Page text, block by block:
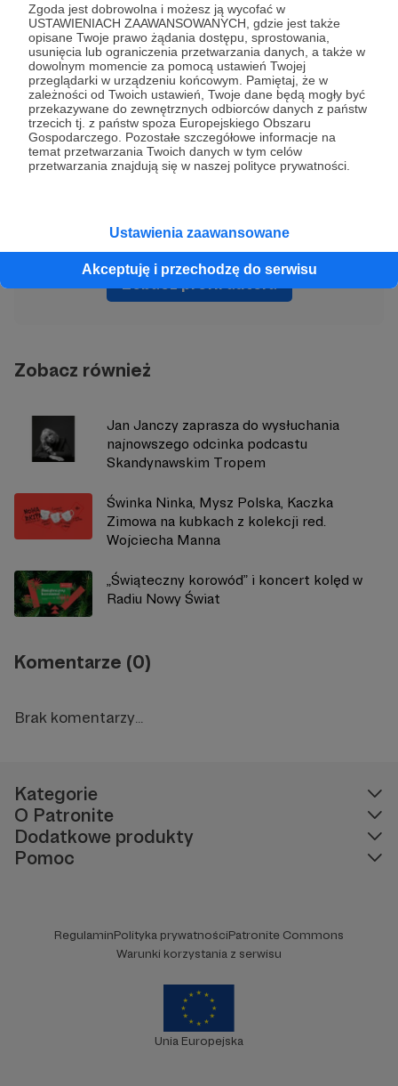
Zgoda jest dobrowolna i możesz ją wycofać w
USTAWIENIACH ZAAWANSOWANYCH, gdzie jest także
opisane Twoje prawo żądania dostępu, sprostowania,
usunięcia lub ograniczenia przetwarzania danych, a także w
dowolnym momencie za pomocą ustawień Twojej
przeglądarki w urządzeniu końcowym. Pamiętaj, że w
zależności od Twoich ustawień, Twoje dane będą mogły być
przekazywane do zewnętrznych odbiorców danych z państw
trzecich tj. z państw spoza Europejskiego Obszaru
Gospodarczego. Pozostałe szczegółowe informacje na
temat przetwarzania Twoich danych w tym celów
przetwarzania znajdują się w naszej polityce prywatności.
Ustawienia zaawansowane
Akceptuję i przechodzę do serwisu
Udostępnij
Radio Nowy Świat
Zobacz również
Jan Janczy zaprasza do wysłuchania
najnowszego odcinka podcastu
Skandynawskim Tropem
Świnka Ninka, Mysz Polska, Kaczka
Zimowa na kubkach z kolekcji red.
Wojciecha Manna
„Świąteczny korowód” i koncert kolęd w
Radiu Nowy Świat
Komentarze (0)
Brak komentarzy...
Kategorie
O Patronite
Dodatkowe produkty
Pomoc
RegulaminPolityka prywatnościPatronite Commons
Warunki korzystania z serwisu
Unia Europejska